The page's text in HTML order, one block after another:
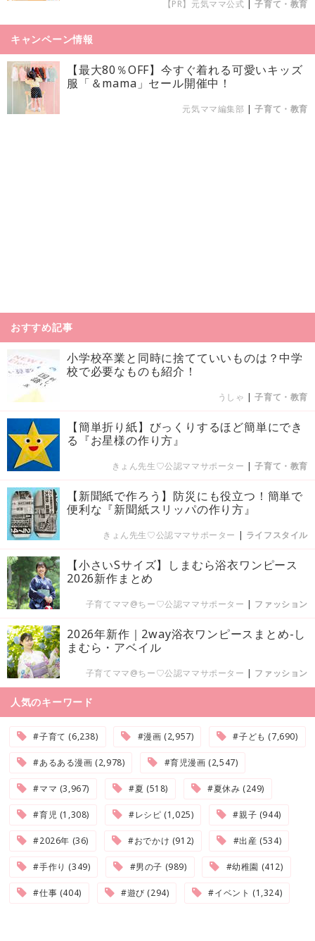
【PR】元気ママ公式 |子育て・教育
キャンペーン情報
【最大80％OFF】今すぐ着れる可愛いキッズ
服「＆mama」セール開催中！
元気ママ編集部 |子育て・教育
おすすめ記事
小学校卒業と同時に捨てていいものは？中学
校で必要なものも紹介！
うしゃ |子育て・教育
【簡単折り紙】びっくりするほど簡単にでき
る『お星様の作り方』
きょん先生♡公認ママサポーター |子育て・教育
【新聞紙で作ろう】防災にも役立つ！簡単で
便利な『新聞紙スリッパの作り方』
きょん先生♡公認ママサポーター | ライフスタイル
【小さいSサイズ】しまむら浴衣ワンピース
2026新作まとめ
子育てママ@ちー♡公認ママサポーター | ファッション
2026年新作｜2way浴衣ワンピースまとめ-し
まむら・アベイル
子育てママ@ちー♡公認ママサポーター | ファッション
人気のキーワード
#子育て (6,238) #漫画 (2,957) #子ども (7,690)
#あるある漫画 (2,978) #育児漫画 (2,547)
#ママ (3,967) #夏 (518) #夏休み (249)
#育児 (1,308) #レシピ (1,025) #親子 (944)
#2026年 (36) #おでかけ (912) #出産 (534)
#手作り (349) #男の子 (989) #幼稚園 (412)
#仕事 (404) #遊び (294) #イベント (1,324)